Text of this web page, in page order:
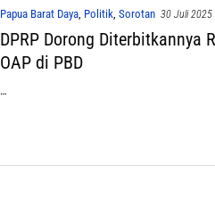
Papua Barat Daya, Politik, Sorotan 30 Juli 2025
DPRP Dorong Diterbitkannya
OAP di PBD
…